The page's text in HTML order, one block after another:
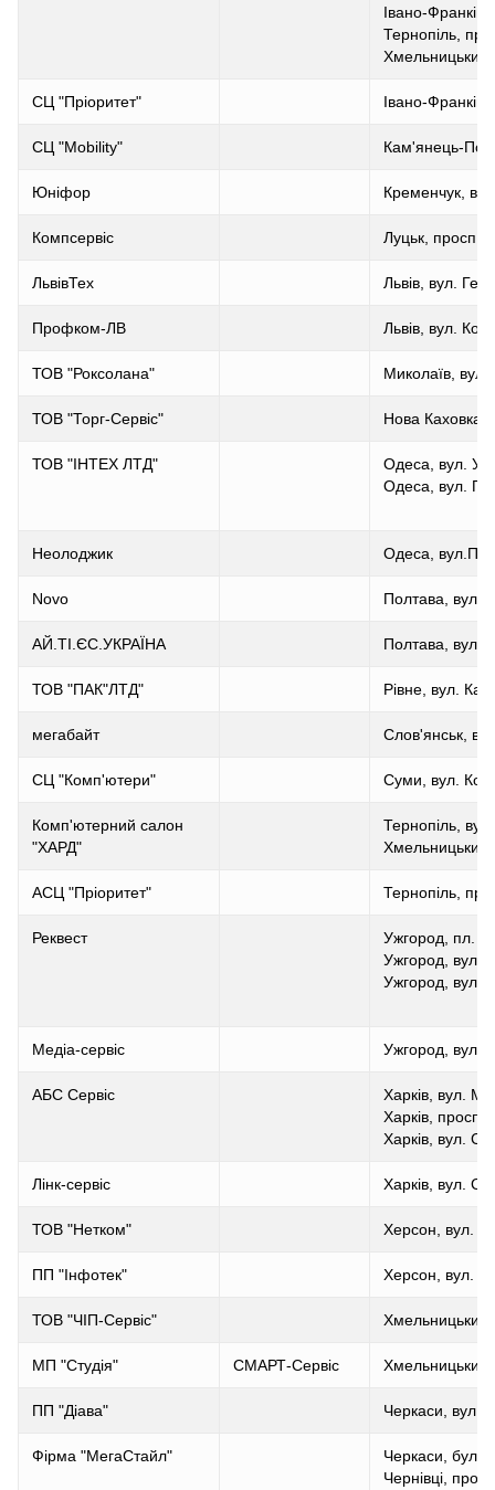
Івано-
Тернопіль, пр.
СЦ "Пріоритет" Івано-
СЦ "Mobility" Кам'янець-
Юніфор Кременчук,
Компсервіс Луцьк, просп.
ЛьвівТех Львів, вул.
Профком-ЛВ Львів, вул.
ТОВ "Роксолана" Миколаїв, вул.
ТОВ "Торг-Сервіс" Нова Каховка,
ТОВ "ІНТЕХ ЛТД"
Одеса, вул.
Одеса, вул.
Неолоджик Одеса,
Novo Полтава, вул.
АЙ.ТІ.ЄС.УКРАЇНА Полтава, вул.
ТОВ "ПАК"ЛТД" Рівне, вул.
мегабайт Слов'янськ,
СЦ "Комп'ютери" Суми, вул.
Комп'ютерний салон
"ХАРД"
Тернопіль,
АСЦ "Пріоритет" Тернопіль,
Реквест
Ужгород, пл.
Ужгород,
Ужгород, вул.
Медіа-сервіс Ужгород, вул.
АБС Сервіс
Харків, вул.
Харків,
Харків, вул.
Лінк-сервіс Харків, вул.
ТОВ "Нетком" Херсон, вул.
ПП "Інфотек" Херсон, вул.
ТОВ "ЧІП-Сервіс"
МП "Студія" СМАРТ-Сервіс
ПП "Діава" Черкаси, вул.
Фірма "МегаСтайл"
Черкаси,
Чернівці,